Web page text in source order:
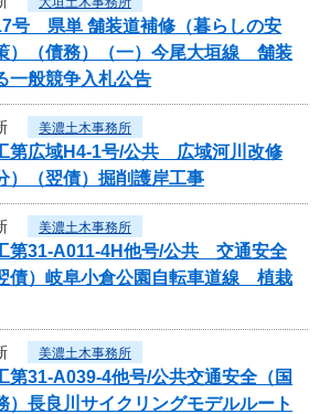
号 県単 舗装道補修（暮らしの安
）（債務）（一）今尾大垣線 舗装
一般競争入札公告
美濃土木事務所
第広域H4-1号/公共 広域河川改修
）（翌債）掘削護岸工事
美濃土木事務所
第31-A011-4H他号/公共 交通安全
債）岐阜小倉公園自転車道線 植栽
美濃土木事務所
第31-A039-4他号/公共交通安全（国
）長良川サイクリングモデルルート